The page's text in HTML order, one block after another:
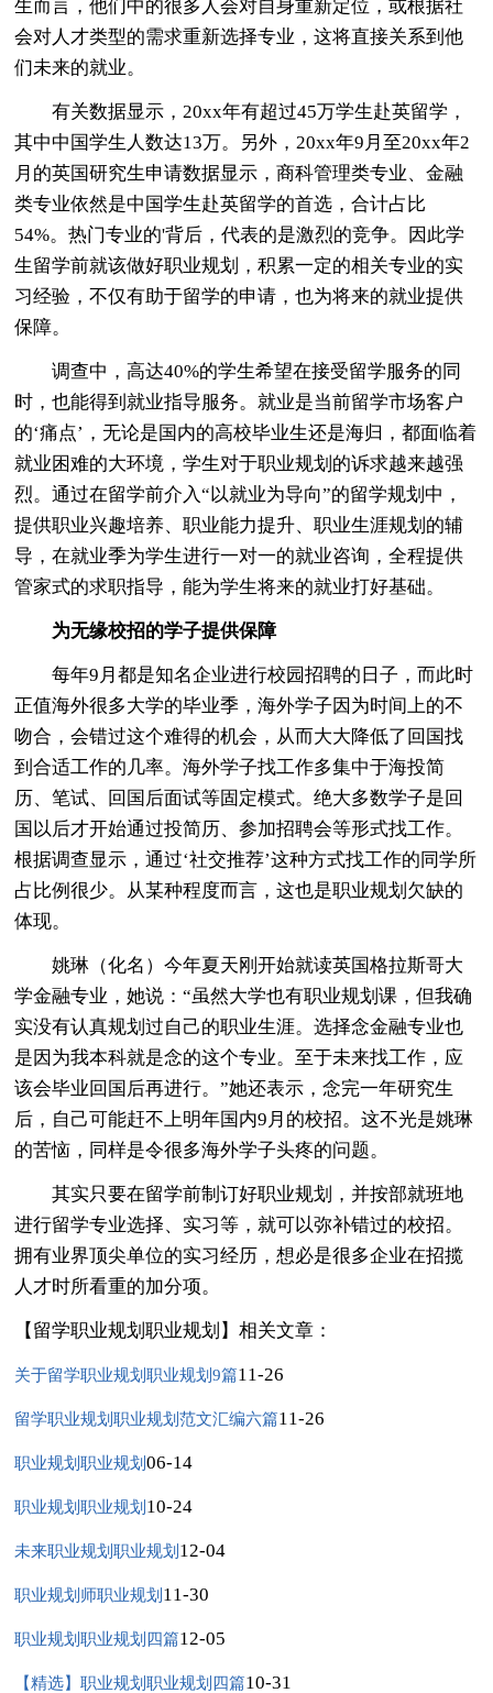
生而言，他们中的很多人会对自身重新定位，或根据社
会对人才类型的需求重新选择专业，这将直接关系到他
们未来的就业。
有关数据显示，20xx年有超过45万学生赴英留学，
其中中国学生人数达13万。另外，20xx年9月至20xx年2
月的英国研究生申请数据显示，商科管理类专业、金融
类专业依然是中国学生赴英留学的首选，合计占比
54%。热门专业的'背后，代表的是激烈的竞争。因此学
生留学前就该做好职业规划，积累一定的相关专业的实
习经验，不仅有助于留学的申请，也为将来的就业提供
保障。
调查中，高达40%的学生希望在接受留学服务的同
时，也能得到就业指导服务。就业是当前留学市场客户
的‘痛点’，无论是国内的高校毕业生还是海归，都面临着
就业困难的大环境，学生对于职业规划的诉求越来越强
烈。通过在留学前介入“以就业为导向”的留学规划中，
提供职业兴趣培养、职业能力提升、职业生涯规划的辅
导，在就业季为学生进行一对一的就业咨询，全程提供
管家式的求职指导，能为学生将来的就业打好基础。
为无缘校招的学子提供保障
每年9月都是知名企业进行校园招聘的日子，而此时
正值海外很多大学的毕业季，海外学子因为时间上的不
吻合，会错过这个难得的机会，从而大大降低了回国找
到合适工作的几率。海外学子找工作多集中于海投简
历、笔试、回国后面试等固定模式。绝大多数学子是回
国以后才开始通过投简历、参加招聘会等形式找工作。
根据调查显示，通过‘社交推荐’这种方式找工作的同学所
占比例很少。从某种程度而言，这也是职业规划欠缺的
体现。
姚琳（化名）今年夏天刚开始就读英国格拉斯哥大
学金融专业，她说：“虽然大学也有职业规划课，但我确
实没有认真规划过自己的职业生涯。选择念金融专业也
是因为我本科就是念的这个专业。至于未来找工作，应
该会毕业回国后再进行。”她还表示，念完一年研究生
后，自己可能赶不上明年国内9月的校招。这不光是姚琳
的苦恼，同样是令很多海外学子头疼的问题。
其实只要在留学前制订好职业规划，并按部就班地
进行留学专业选择、实习等，就可以弥补错过的校招。
拥有业界顶尖单位的实习经历，想必是很多企业在招揽
人才时所看重的加分项。
【留学职业规划职业规划】相关文章：
关于留学职业规划职业规划9篇11-26
留学职业规划职业规划范文汇编六篇11-26
职业规划职业规划06-14
职业规划职业规划 10-24
未来职业规划职业规划 12-04
职业规划师职业规划 11-30
职业规划职业规划四篇12-05
【精选】职业规划职业规划四篇10-31